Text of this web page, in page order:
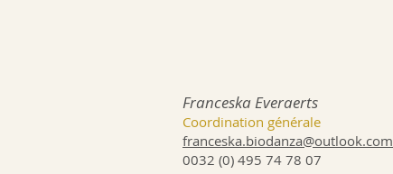
Franceska Everaerts
Coordination générale
franceska.biodanza@outlook.com
0032 (0) 495 74 78 07